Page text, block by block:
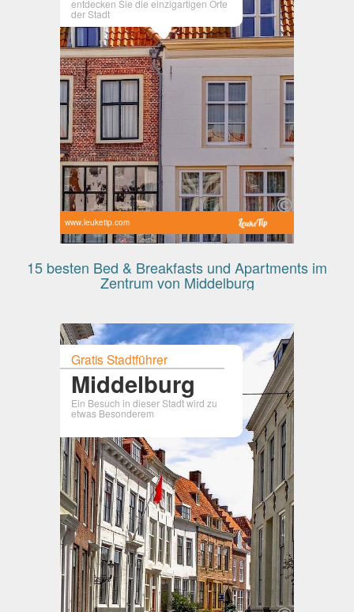
entdecken Sie die einzigartigen Orte
der Stadt
www.leuketip.com
15 besten Bed & Breakfasts und Apartments im
Zentrum von Middelburg
Gratis Stadtführer
Middelburg
Ein Besuch in dieser Stadt wird zu
etwas Besonderem